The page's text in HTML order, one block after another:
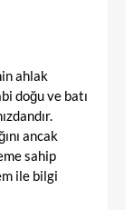
ahlak
doğu ve batı
ancak
sahip
ile bilgi